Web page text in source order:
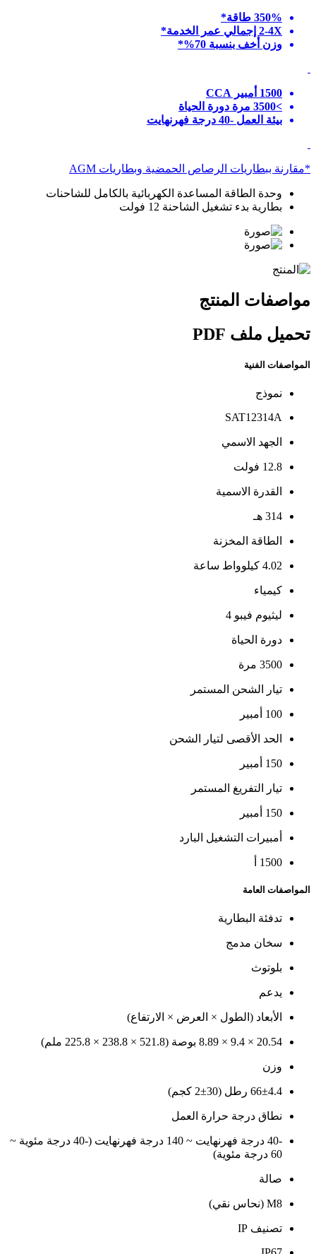
350% طاقة*
2-4X إجمالي عمر الخدمة*
وزن أخف بنسبة 70%*
1500 أمبير CCA
>3500 مرة دورة الحياة
بيئة العمل -40 درجة فهرنهايت
*مقارنة ببطاريات الرصاص الحمضية وبطاريات AGM
وحدة الطاقة المساعدة الكهربائية بالكامل للشاحنات
بطارية بدء تشغيل الشاحنة 12 فولت
مواصفات المنتج
تحميل ملف PDF
المواصفات الفنية
نموذج
SAT12314A
الجهد الاسمي
12.8 فولت
القدرة الاسمية
314 هـ
الطاقة المخزنة
4.02 كيلوواط ساعة
كيمياء
ليثيوم فيبو 4
دورة الحياة
3500 مرة
تيار الشحن المستمر
100 أمبير
الحد الأقصى لتيار الشحن
150 أمبير
تيار التفريغ المستمر
150 أمبير
أمبيرات التشغيل البارد
1500 أ
المواصفات العامة
تدفئة البطارية
سخان مدمج
بلوتوث
يدعم
الأبعاد (الطول × العرض × الارتفاع)
20.54 × 9.4 × 8.89 بوصة (521.8 × 238.8 × 225.8 ملم)
وزن
66±4.4 رطل (30±2 كجم)
نطاق درجة حرارة العمل
-40 درجة فهرنهايت ~ 140 درجة فهرنهايت (-40 درجة مئوية ~
60 درجة مئوية)
صالة
M8 (نحاس نقي)
تصنيف IP